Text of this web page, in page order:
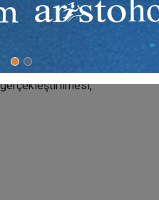
gelen ölümler trafik
[9]
gerçekleştirilmesi,